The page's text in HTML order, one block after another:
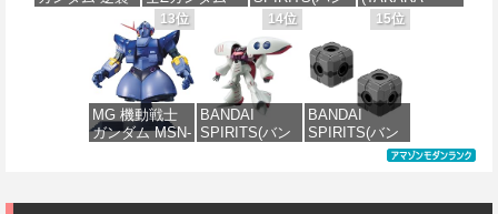
価格：¥7,800
デル
価格：¥2,200
価格：¥2,880 みプラモデル
04 サザビー
Ver.Ka 1/100ス
ケール 色分け
済みプラモデ
価格：¥15,000
PMX-003 ジ・
オ 1/144スケー
ル 色分け済み
プラモデル
価格：¥4,300
ダイ スピリッ
ツ) FULL
MECHANICS
機動戦士ガン
ダム 水星の魔
女 ガンダムエ
アリアル 1/100
スケール 色分
TOMY) T-
SPARK
MODEL リアラ
イズモデル
ZOIDS ゾイド
RMZ-025 ライ
ガーゼロファ
ルコン (ZBF)
13位
MG 機動戦士
ガンダム MSN-
ラモデル
14位
BANDAI
SPIRITS(バン
ダム キュベレ
15位
BANDAI
SPIRITS(バン
ダイ スピリッ
(EXジョイント